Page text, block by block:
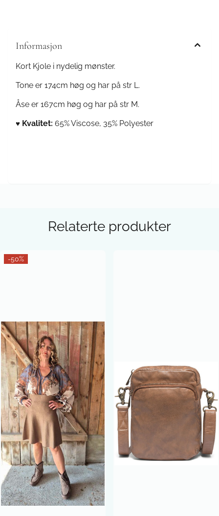
Informasjon
Kort Kjole i nydelig mønster.
Tone er 174cm høg og har på str L.
Åse er 167cm høg og har på str M.
♥ Kvalitet: 65% Viscose, 35% Polyester
Relaterte produkter
-50%